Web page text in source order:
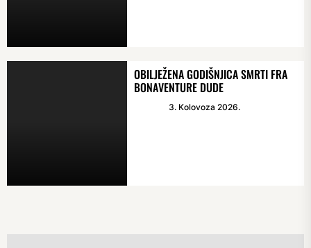
OBILJEŽENA GODIŠNJICA SMRTI FRA
BONAVENTURE DUDE
3. Kolovoza 2026.